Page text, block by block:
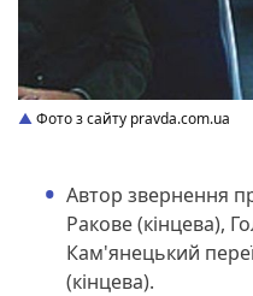
Фото з сайту pravda.com.ua
Автор звернення
Ракове (кінцева),
Кам'янецький
(кінцева).